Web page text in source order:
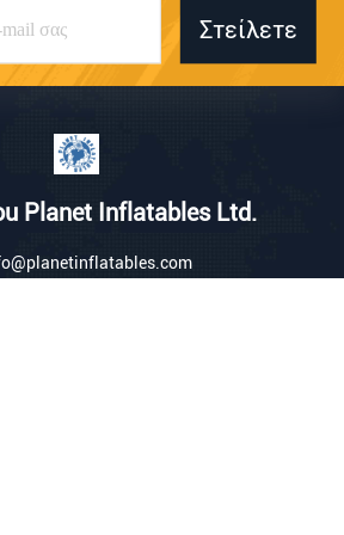
Στείλετε
Planet Inflatables Ltd.